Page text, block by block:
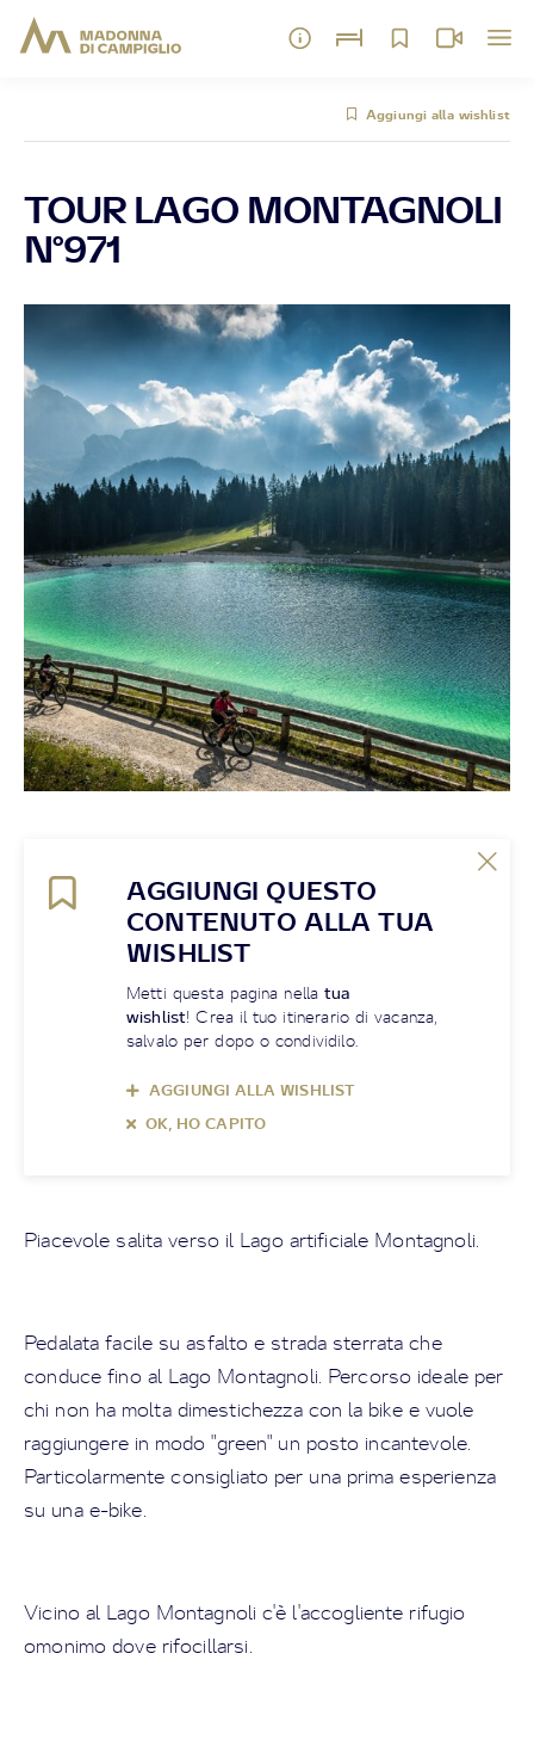
Aggiungi alla wishlist
TOUR LAGO MONTAGNOLI
N°971
AGGIUNGI QUESTO
CONTENUTO ALLA TUA
WISHLIST
Metti questa pagina nellatua
wishlist! Crea il tuo itinerario di vacanza,
salvalo per dopo o condividilo.
AGGIUNGI ALLA WISHLIST
OK, HO CAPITO
Piacevole salita verso il Lago artificiale Montagnoli.
Pedalata facile su asfalto e strada sterrata che
conduce fino al Lago Montagnoli. Percorso ideale per
chi non ha molta dimestichezza con la bike e vuole
raggiungere in modo "green" un posto incantevole.
Particolarmente consigliato per una prima esperienza
su una e-bike.
Vicino al Lago Montagnoli c'è l'accogliente rifugio
omonimo dove rifocillarsi.